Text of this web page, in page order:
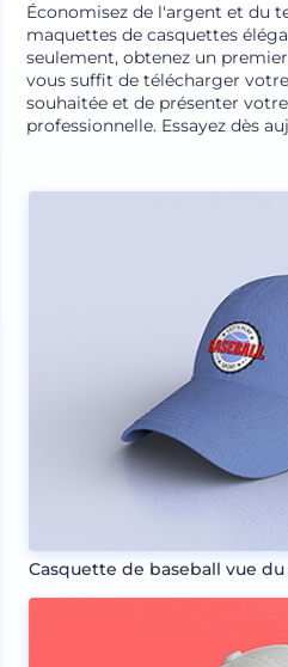
Économisez de l'argent et du
maquettes de casquettes
seulement, obtenez un
vous suffit de télécharger
souhaitée et de présenter
professionnelle. Essayez dès
Casquette de baseball vue